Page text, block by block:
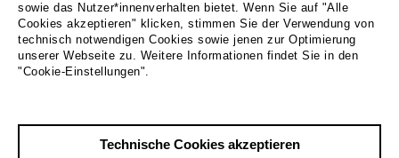
sowie das Nutzer*innenverhalten bietet. Wenn Sie auf "Alle
Cookies akzeptieren" klicken, stimmen Sie der Verwendung von
technisch notwendigen Cookies sowie jenen zur Optimierung
unserer Webseite zu. Weitere Informationen findet Sie in den
"Cookie-Einstellungen".
Technische Cookies akzeptieren